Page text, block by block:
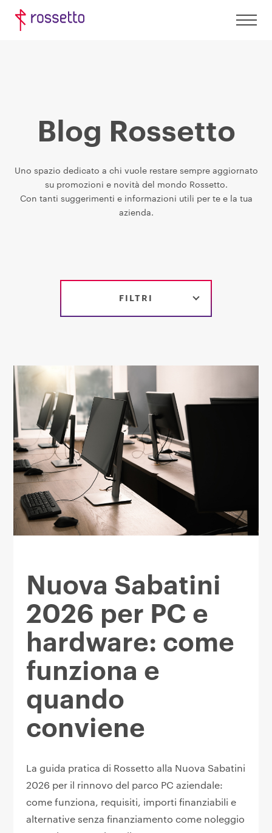
Blog Rossetto
Uno spazio dedicato a chi vuole restare sempre aggiornato
su promozioni e novità del mondo Rossetto.
Con tanti suggerimenti e informazioni utili per te e la tua
azienda.
FILTRI
Nuova Sabatini
2026 per PC e
hardware: come
funziona e
quando
conviene
La guida pratica di Rossetto alla Nuova Sabatini
2026 per il rinnovo del parco PC aziendale:
come funziona, requisiti, importi finanziabili e
alternative senza finanziamento come noleggio